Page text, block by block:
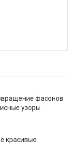
фасонов
узоры
красивые